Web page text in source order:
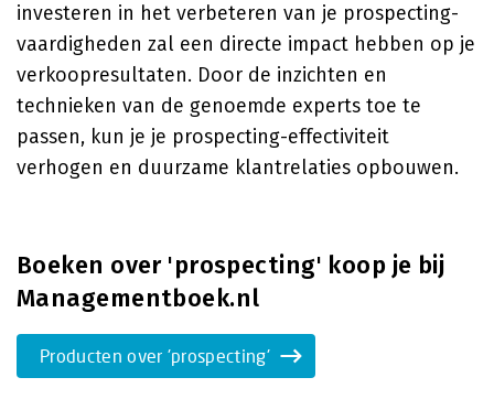
investeren in het verbeteren van je prospecting-
vaardigheden zal een directe impact hebben op je
verkoopresultaten. Door de inzichten en
technieken van de genoemde experts toe te
passen, kun je je prospecting-effectiviteit
verhogen en duurzame klantrelaties opbouwen.
Boeken over 'prospecting' koop je bij
Managementboek.nl
Producten over 'prospecting'